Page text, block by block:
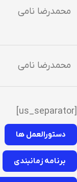
محمدرضا نامی
محمدرضا نامی
دستورالعمل ها
برنامه زمانبندی